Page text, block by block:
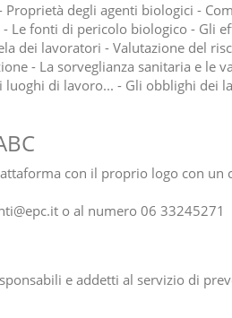
Proprietà degli agenti biologici -
Le fonti di pericolo biologico - Gli
dei lavoratori - Valutazione del
- La sorveglianza sanitaria e le
luoghi di lavoro... - Gli obblighi dei
con il proprio logo con un
o al numero 06 33245271
e addetti al servizio di